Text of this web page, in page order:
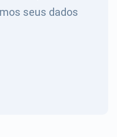
seus dados